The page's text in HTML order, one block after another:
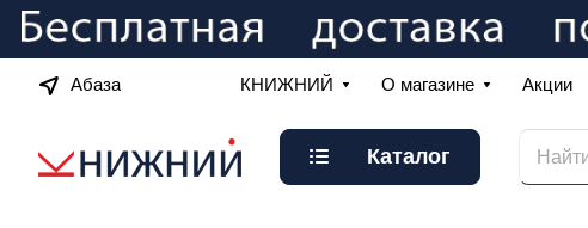
Абаза КНИЖНИЙ О магазине Акции
Каталог